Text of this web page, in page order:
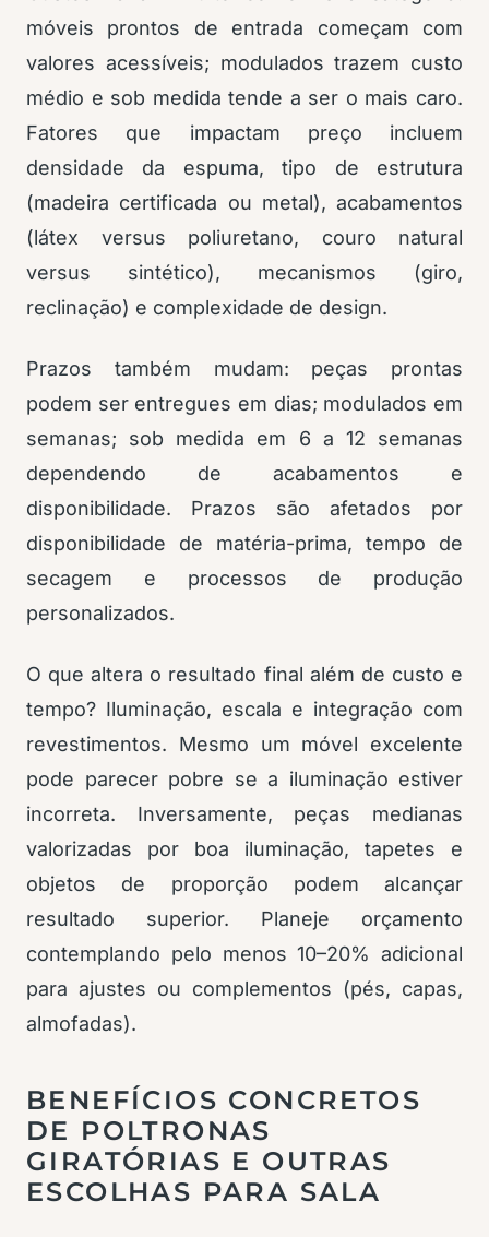
móveis prontos de entrada começam com
valores acessíveis; modulados trazem custo
médio e sob medida tende a ser o mais caro.
Fatores que impactam preço incluem
densidade da espuma, tipo de estrutura
(madeira certificada ou metal), acabamentos
(látex versus poliuretano, couro natural
versus sintético), mecanismos (giro,
reclinação) e complexidade de design.
Prazos também mudam: peças prontas
podem ser entregues em dias; modulados em
semanas; sob medida em 6 a 12 semanas
dependendo de acabamentos e
disponibilidade. Prazos são afetados por
disponibilidade de matéria-prima, tempo de
secagem e processos de produção
personalizados.
O que altera o resultado final além de custo e
tempo? Iluminação, escala e integração com
revestimentos. Mesmo um móvel excelente
pode parecer pobre se a iluminação estiver
incorreta. Inversamente, peças medianas
valorizadas por boa iluminação, tapetes e
objetos de proporção podem alcançar
resultado superior. Planeje orçamento
contemplando pelo menos 10–20% adicional
para ajustes ou complementos (pés, capas,
almofadas).
BENEFÍCIOS CONCRETOS
DE POLTRONAS
GIRATÓRIAS E OUTRAS
ESCOLHAS PARA SALA